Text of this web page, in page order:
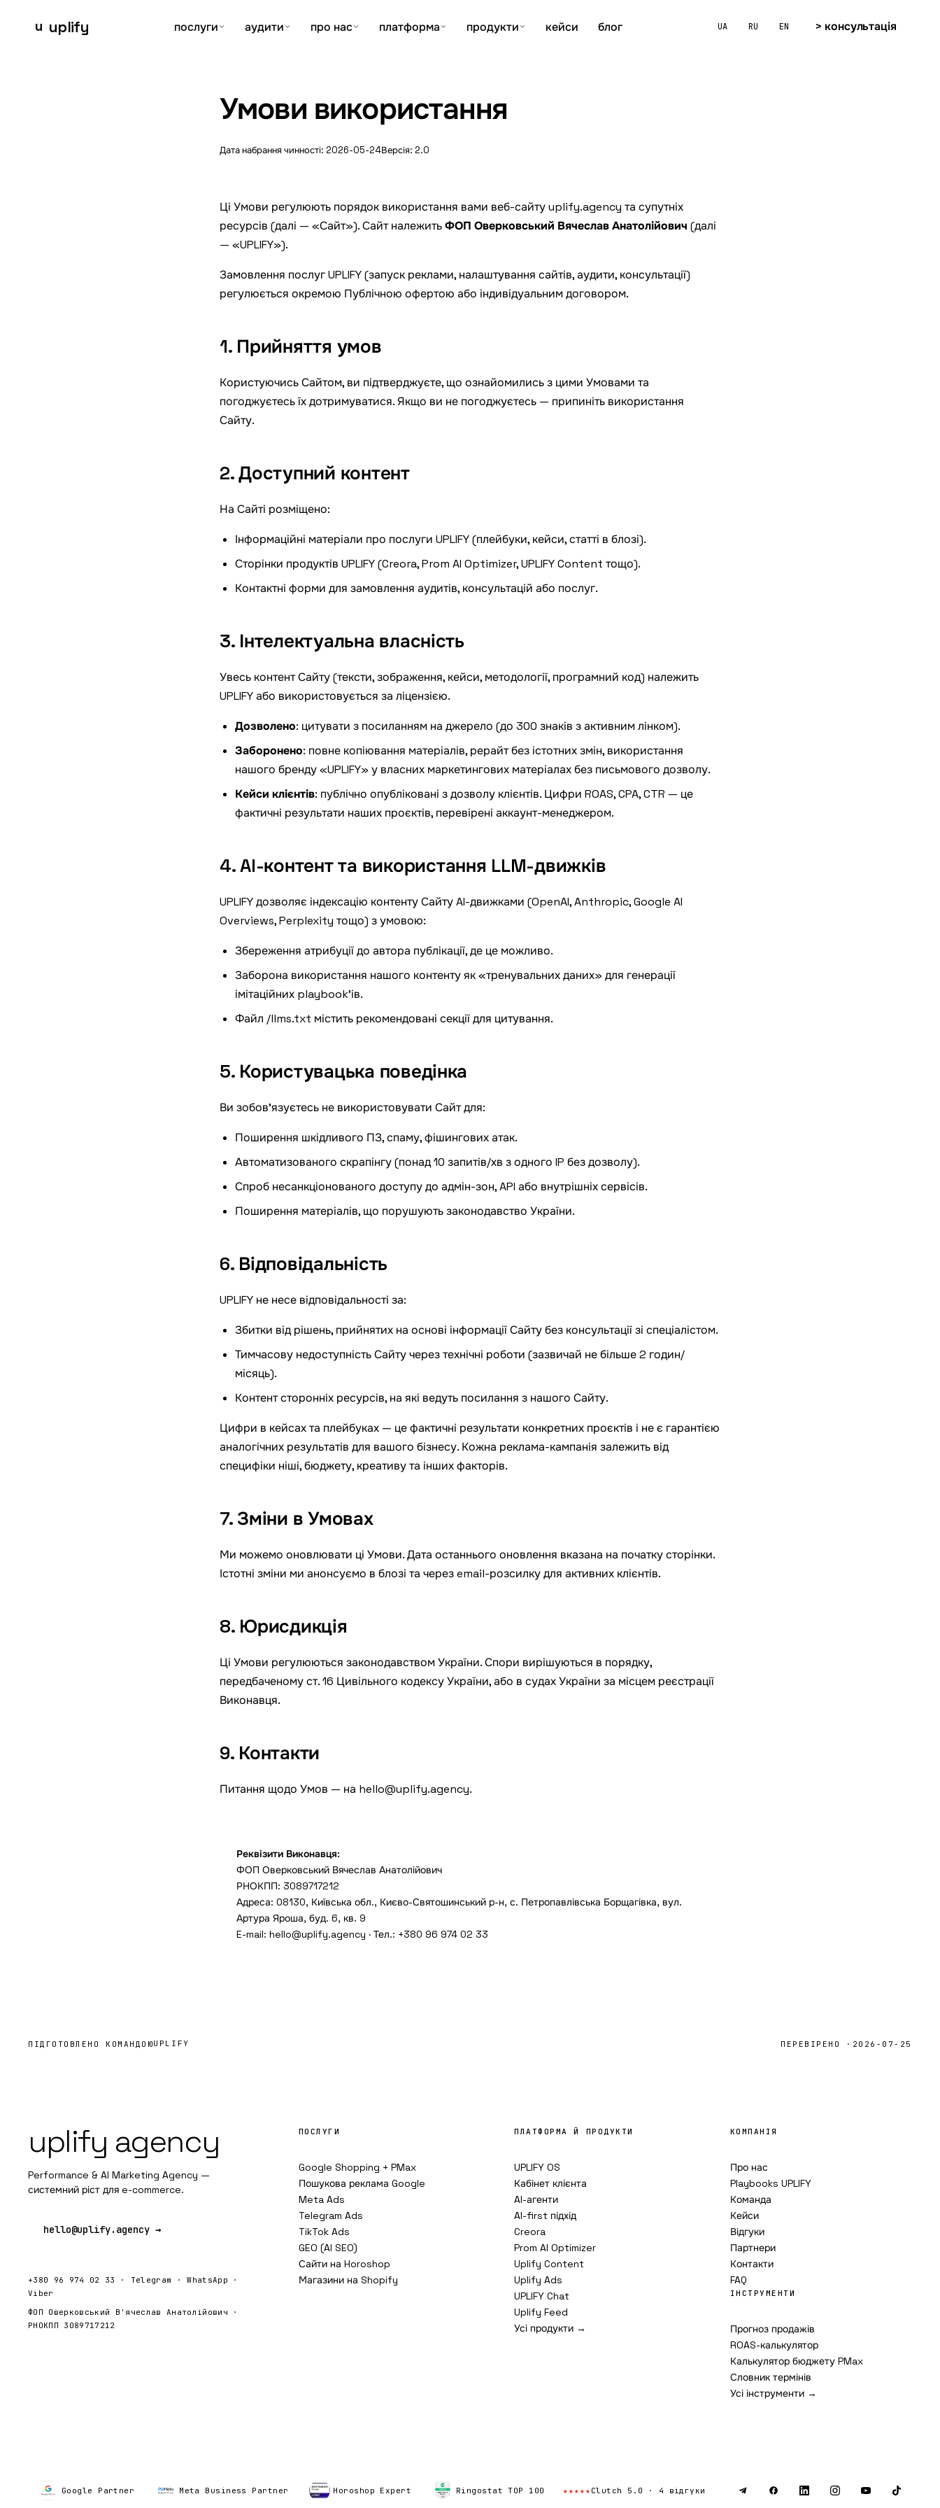
u uplify послуги аудити про нас платформа продукти кейси блог UA RU EN > консультація
Умови регулюють використання сайту, контенту й форм UPLIFY, інтелектуальну власність, допустиму поведінку, відповідальність і юрисдикцію.
Умови використання
Дата набрання чинності: 2026-05-24Версія: 2.0
Ці Умови регулюють порядок використання вами веб-сайтуuplify.agency та супутніх
ресурсів (далі — «Сайт»). Сайт належитьФОП Оверковський Вячеслав Анатолійович (далі
— «UPLIFY»).
Замовлення послуг UPLIFY (запуск реклами, налаштування сайтів, аудити, консультації)
регулюється окремою Публічною офертою або індивідуальним договором.
1. Прийняття умов
Користуючись Сайтом, ви підтверджуєте, що ознайомились з цими Умовами та
погоджуєтесь їх дотримуватися. Якщо ви не погоджуєтесь — припиніть використання
Сайту.
2. Доступний контент
На Сайті розміщено:
Інформаційні матеріали про послуги UPLIFY (плейбуки, кейси, статті в блозі).
Сторінки продуктів UPLIFY (Creora, Prom AI Optimizer, UPLIFY Content тощо).
Контактні форми для замовлення аудитів, консультацій або послуг.
3. Інтелектуальна власність
Увесь контент Сайту (тексти, зображення, кейси, методології, програмний код) належить
UPLIFY або використовується за ліцензією.
Дозволено: цитувати з посиланням на джерело (до 300 знаків з активним лінком).
Заборонено: повне копіювання матеріалів, рерайт без істотних змін, використання
нашого бренду «UPLIFY» у власних маркетингових матеріалах без письмового дозволу.
Кейси клієнтів: публічно опубліковані з дозволу клієнтів. Цифри ROAS, CPA, CTR — це
фактичні результати наших проєктів, перевірені аккаунт-менеджером.
4. AI-контент та використання LLM-движків
UPLIFY дозволяє індексацію контенту Сайту AI-движками (OpenAI, Anthropic, Google AI
Overviews, Perplexity тощо) з умовою:
Збереження атрибуції до автора публікації, де це можливо.
Заборона використання нашого контенту як «тренувальних даних» для генерації
імітаційних playbook'ів.
Файл /llms.txt містить рекомендовані секції для цитування.
5. Користувацька поведінка
Ви зобов'язуєтесь не використовувати Сайт для:
Поширення шкідливого ПЗ, спаму, фішингових атак.
Автоматизованого скрапінгу (понад 10 запитів/хв з одного IP без дозволу).
Спроб несанкціонованого доступу до адмін-зон, API або внутрішніх сервісів.
Поширення матеріалів, що порушують законодавство України.
6. Відповідальність
UPLIFY не несе відповідальності за:
Збитки від рішень, прийнятих на основі інформації Сайту без консультації зі спеціалістом.
Тимчасову недоступність Сайту через технічні роботи (зазвичай не більше 2 годин/
місяць).
Контент сторонніх ресурсів, на які ведуть посилання з нашого Сайту.
Цифри в кейсах та плейбуках — це фактичні результати конкретних проєктів і не є гарантією
аналогічних результатів для вашого бізнесу. Кожна реклама-кампанія залежить від
специфіки ніші, бюджету, креативу та інших факторів.
7. Зміни в Умовах
Ми можемо оновлювати ці Умови. Дата останнього оновлення вказана на початку сторінки.
Істотні зміни ми анонсуємо в блозі та через email-розсилку для активних клієнтів.
8. Юрисдикція
Ці Умови регулюються законодавством України. Спори вирішуються в порядку,
передбаченому ст. 16 Цивільного кодексу України, або в судах України за місцем реєстрації
Виконавця.
9. Контакти
Питання щодо Умов — на hello@uplify.agency.
Реквізити Виконавця:
ФОП Оверковський Вячеслав Анатолійович
РНОКПП: 3089717212
Адреса: 08130, Київська обл., Києво-Святошинський р-н, с. Петропавлівська Борщагівка, вул.
Артура Яроша, буд. 6, кв. 9
E-mail: hello@uplify.agency · Тел.: +380 96 974 02 33
ПІДГОТОВЛЕНО КОМАНДОЮUPLIFY ПЕРЕВІРЕНО · 2026-07-25
uplify agency
Performance & AI Marketing Agency —
системний ріст для e-commerce.
hello@uplify.agency →
+380 96 974 02 33 · Telegram ·WhatsApp ·
Viber
ФОП Оверковський В'ячеслав Анатолійович ·
РНОКПП 3089717212
ПОСЛУГИ
Google Shopping + PMax
Пошукова реклама Google
Meta Ads
Telegram Ads
TikTok Ads
GEO (AI SEO)
Сайти на Horoshop
Магазини на Shopify
ПЛАТФОРМА Й ПРОДУКТИ
UPLIFY OS
Кабінет клієнта
AI-агенти
AI-first підхід
Creora
Prom AI Optimizer
Uplify Content
Uplify Ads
UPLIFY Chat
Uplify Feed
Усі продукти →
КОМПАНІЯ
Про нас
Playbooks UPLIFY
Команда
Кейси
Відгуки
Партнери
Контакти
FAQ
ІНСТРУМЕНТИ
Прогноз продажів
ROAS-калькулятор
Калькулятор бюджету PMax
Словник термінів
Усі інструменти →
Google Partner Meta Business Partner Horoshop Expert Ringostat TOP 100 ★★★★★ Clutch 5.0 · 4 відгуки